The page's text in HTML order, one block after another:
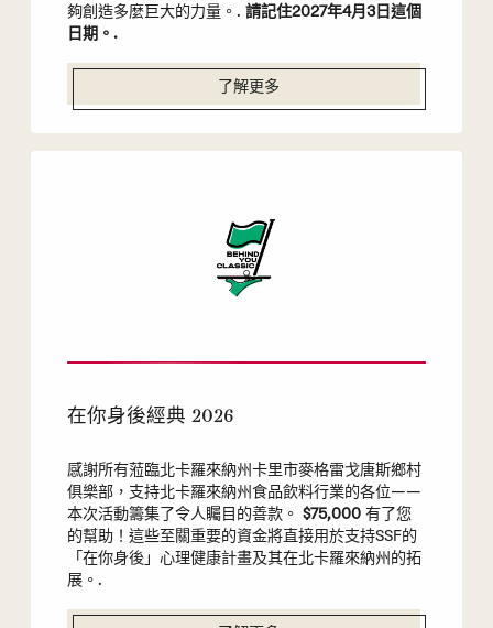
夠創造多麼巨大的力量。. 請記住2027年4月3日這個
日期。.
了解更多
在你身後經典 2026
感謝所有蒞臨北卡羅來納州卡里市麥格雷戈唐斯鄉村
俱樂部，支持北卡羅來納州食品飲料行業的各位——
本次活動籌集了令人矚目的善款。 $75,000 有了您
的幫助！這些至關重要的資金將直接用於支持SSF的
「在你身後」心理健康計畫及其在北卡羅來納州的拓
展。.